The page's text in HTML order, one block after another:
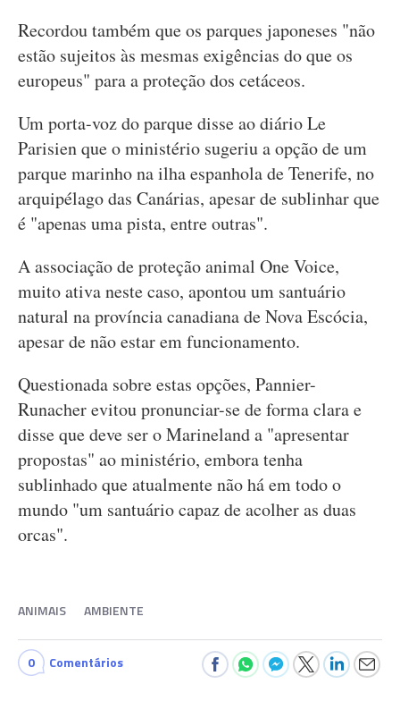
Recordou também que os parques japoneses "não
estão sujeitos às mesmas exigências do que os
europeus" para a proteção dos cetáceos.
Um porta-voz do parque disse ao diário Le
Parisien que o ministério sugeriu a opção de um
parque marinho na ilha espanhola de Tenerife, no
arquipélago das Canárias, apesar de sublinhar que
é "apenas uma pista, entre outras".
A associação de proteção animal One Voice,
muito ativa neste caso, apontou um santuário
natural na província canadiana de Nova Escócia,
apesar de não estar em funcionamento.
Questionada sobre estas opções, Pannier-
Runacher evitou pronunciar-se de forma clara e
disse que deve ser o Marineland a "apresentar
propostas" ao ministério, embora tenha
sublinhado que atualmente não há em todo o
mundo "um santuário capaz de acolher as duas
orcas".
ANIMAIS AMBIENTE
0 Comentários